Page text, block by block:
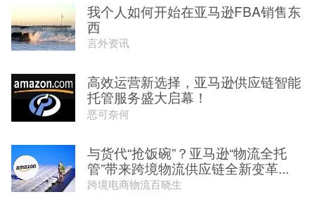
我个人如何开始在亚马逊FBA销售东
西
言外资讯
高效运营新选择，亚马逊供应链智能
托管服务盛大启幕！
恶可奈何
与货代“抢饭碗”？亚马逊“物流全托
管”带来跨境物流供应链全新变革...
跨境电商物流百晓生